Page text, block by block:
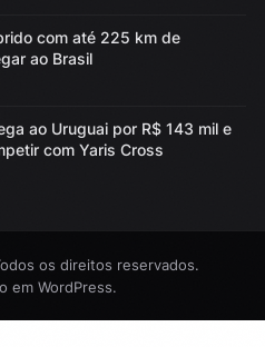
com até 225 km de
ao Brasil
ao Uruguai por R$ 143 mil e
com Yaris Cross
os direitos reservados.
em WordPress.